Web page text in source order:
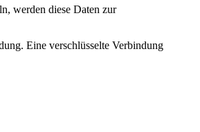
werden diese Daten zur
Eine verschlüsselte Verbindung